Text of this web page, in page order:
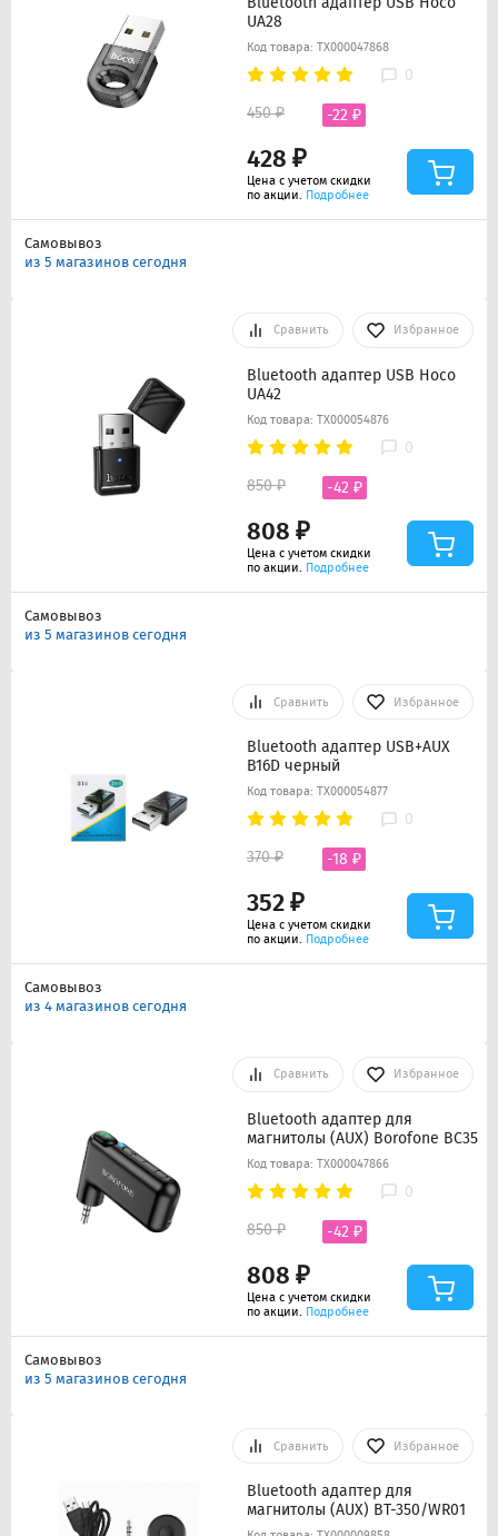
UA28
Код товара: ТХ000047868
0
428 ₽
450 ₽ -22 ₽
Цена с учетом скидки
по акции. Подробнее
Самовывоз
из 5 магазинов сегодня
Сравнить Избранное
Bluetooth адаптер USB Hoco
UA42
Код товара: ТХ000054876
0
808 ₽
850 ₽ -42 ₽
Цена с учетом скидки
по акции. Подробнее
Самовывоз
из 5 магазинов сегодня
Сравнить Избранное
Bluetooth адаптер USB+AUX
B16D черный
Код товара: ТХ000054877
0
352 ₽
370 ₽ -18 ₽
Цена с учетом скидки
по акции. Подробнее
Самовывоз
из 4 магазинов сегодня
Сравнить Избранное
Bluetooth адаптер для
магнитолы (AUX) Borofone BC35
Код товара: ТХ000047866
0
808 ₽
850 ₽ -42 ₽
Цена с учетом скидки
по акции. Подробнее
Самовывоз
из 5 магазинов сегодня
Сравнить Избранное
Bluetooth адаптер для
магнитолы (AUX) BT-350/WR01